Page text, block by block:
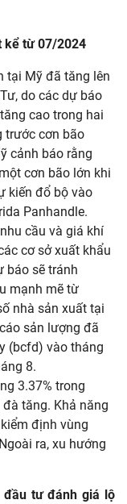
kể từ 07/2024
tại Mỹ đã tăng lên
do các dự báo
cao trong hai
trước cơn bão
cảnh báo rằng
cơn bão lớn khi
kiến đổ bộ vào
Panhandle.
cầu và giá khí
cơ sở xuất khẩu
báo sẽ tránh
mạnh mẽ từ
nhà sản xuất tại
sản lượng đã
(bcfd) vào tháng
8.
3.37% trong
tăng. Khả năng
định vùng
ra, xu hướng
đầu tưđánh giá lộ